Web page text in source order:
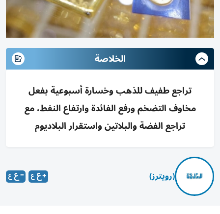
الخلاصة
تراجع طفيف للذهب وخسارة أسبوعية بفعل
مخاوف التضخم ورفع الفائدة وارتفاع النفط، مع
تراجع الفضة والبلاتين واستقرار البلاديوم
(رويترز)